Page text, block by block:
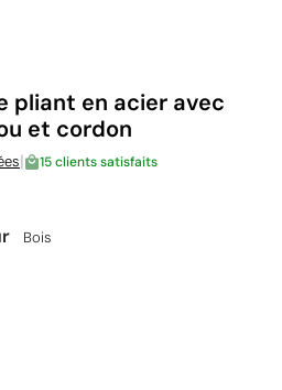
pliant en acier avec
et cordon
| 15 clients satisfaits
Bois